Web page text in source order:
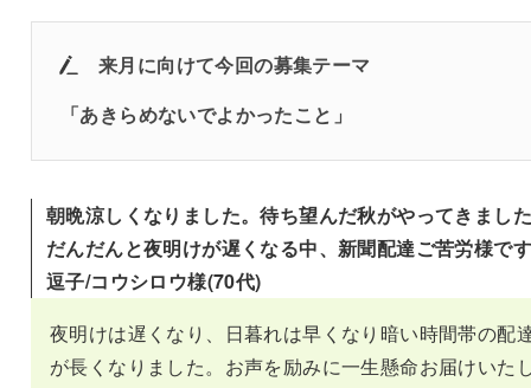
来月に向けて今回の募集テーマ
「あきらめないでよかったこと」
朝晩涼しくなりました。待ち望んだ秋がやってきまし
だんだんと夜明けが遅くなる中、新聞配達ご苦労様で
逗子/コウシロウ様(70代)
夜明けは遅くなり、日暮れは早くなり暗い時間帯の配
が長くなりました。お声を励みに一生懸命お届けいた